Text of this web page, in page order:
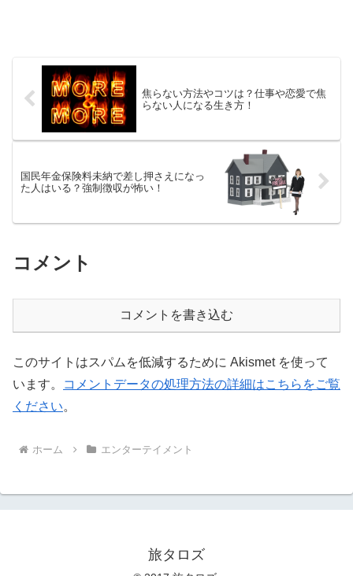
焦らない方法やコツは？仕事や恋愛で焦
らない人になる生き方！
国民年金保険料未納で差し押さえになっ
た人はいる？強制徴収が怖い！
コメント
コメントを書き込む
このサイトはスパムを低減するために Akismet を使って
います。
コメントデータの処理方法の詳細はこちらをご覧
ください。
ホーム エンターテイメント
旅タロズ